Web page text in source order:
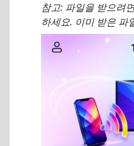
참고: 파일을 받으려
하세요. 이미 받은 파